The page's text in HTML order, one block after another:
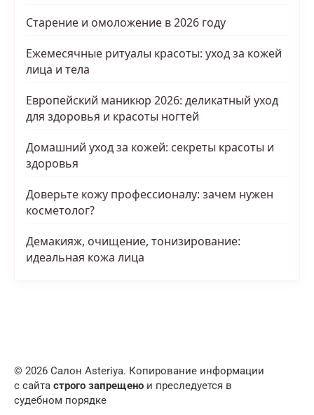
Старение и омоложение в 2026 году
Ежемесячные ритуалы красоты: уход за кожей
лица и тела
Европейский маникюр 2026: деликатный уход
для здоровья и красоты ногтей
Домашний уход за кожей: секреты красоты и
здоровья
Доверьте кожу профессионалу: зачем нужен
косметолог?
Демакияж, очищение, тонизирование:
идеальная кожа лица
© 2026 Салон Asteriya. Копирование информации
с сайта строго запрещено и преследуется в
судебном порядке